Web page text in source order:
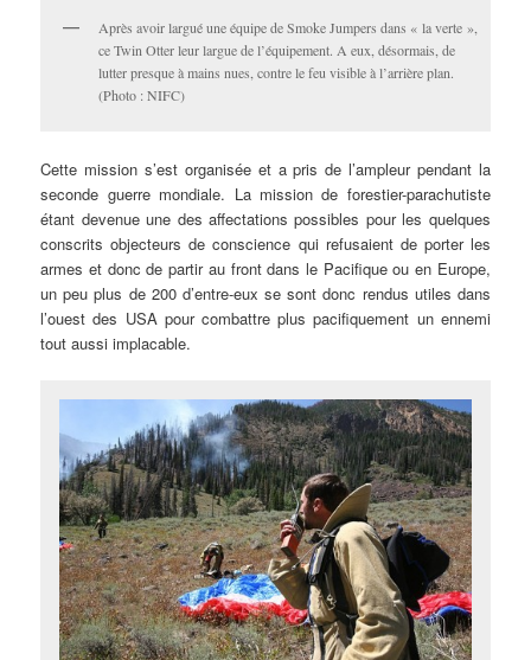
Après avoir largué une équipe de Smoke Jumpers dans « la verte »,
ce Twin Otter leur largue de l’équipement. A eux, désormais, de
lutter presque à mains nues, contre le feu visible à l’arrière plan.
(Photo : NIFC)
Cette mission s’est organisée et a pris de l’ampleur pendant la
seconde guerre mondiale. La mission de forestier-parachutiste
étant devenue une des affectations possibles pour les quelques
conscrits objecteurs de conscience qui refusaient de porter les
armes et donc de partir au front dans le Pacifique ou en Europe,
un peu plus de 200 d’entre-eux se sont donc rendus utiles dans
l’ouest des USA pour combattre plus pacifiquement un ennemi
tout aussi implacable.